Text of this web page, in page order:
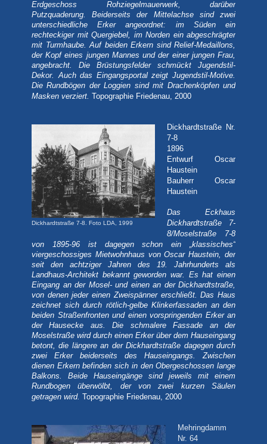
Erdgeschoss Rohziegelmauerwerk, darüber
Putzquaderung. Beiderseits der Mittelachse sind zwei
unterschiedliche Erker angeordnet: im Süden ein
rechteckiger mit Quergiebel, im Norden ein abgeschrägter
mit Turmhaube. Auf beiden Erkern sind Relief-Medaillons,
der Kopf eines jungen Mannes und der einer jungen Frau,
angebracht. Die Brüstungsfelder schmückt Jugendstil-
Dekor. Auch das Eingangsportal zeigt Jugendstil-Motive.
Die Rundbögen der Loggien sind mit Drachenköpfen und
Masken verziert. Topographie Friedenau, 2000
Dickhardtstraße 7-8. Foto LDA, 1999
Dickhardtstraße Nr.
7-8
1896
Entwurf Oscar
Haustein
Bauherr Oscar
Haustein
Das Eckhaus
Dickhardtstraße 7-
8/Moselstraße 7-8
von 1895-96 ist dagegen schon ein „klassisches“
viergeschossiges Mietwohnhaus von Oscar Haustein, der
seit den achtziger Jahren des 19. Jahrhunderts als
Landhaus-Architekt bekannt geworden war. Es hat einen
Eingang an der Mosel- und einen an der Dickhardtstraße,
von denen jeder einen Zweispänner erschließt. Das Haus
zeichnet sich durch rötlich-gelbe Klinkerfassaden an den
beiden Straßenfronten und einen vorspringenden Erker an
der Hausecke aus. Die schmalere Fassade an der
Moselstraße wird durch einen Erker über dem Hauseingang
betont, die längere an der Dickhardtstraße dagegen durch
zwei Erker beiderseits des Hauseingangs. Zwischen
dienen Erkern befinden sich in den Obergeschossen lange
Balkons. Beide Hauseingänge sind jeweils mit einem
Rundbogen überwölbt, der von zwei kurzen Säulen
getragen wird. Topographie Friedenau, 2000
Mehringdamm
Nr. 64